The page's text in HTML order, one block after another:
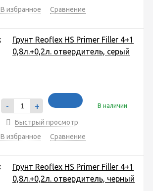
В избранное
Сравнение
Грунт Reoflex HS Primer Filler 4+1
0,8л.+0,2л. отвердитель, серый
- + В наличии
Быстрый просмотр
В избранное
Сравнение
Грунт Reoflex HS Primer Filler 4+1
0,8л.+0,2л. отвердитель, черный